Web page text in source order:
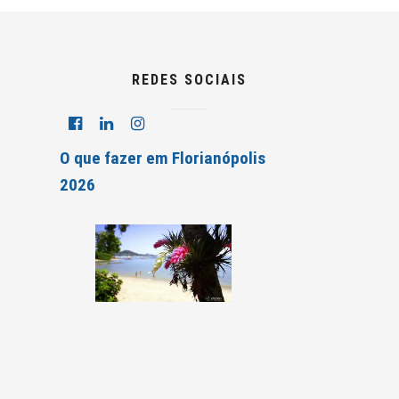
REDES SOCIAIS
O que fazer em Florianópolis
2026